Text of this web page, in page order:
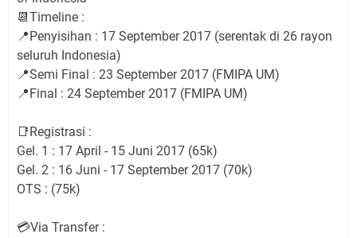
📆Timeline :
📍Penyisihan : 17 September 2017 (serentak di 26 rayon
seluruh Indonesia)
📍Semi Final : 23 September 2017 (FMIPA UM)
📍Final : 24 September 2017 (FMIPA UM)
📑Registrasi :
Gel. 1 : 17 April - 15 Juni 2017 (65k)
Gel. 2 : 16 Juni - 17 September 2017 (70k)
OTS : (75k)
💳Via Transfer :